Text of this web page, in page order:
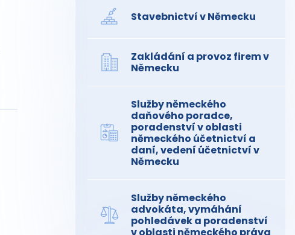
Stavebnictví v Německu
Zakládání a provoz firem v
Německu
Služby německého
daňového poradce,
poradenství v oblasti
německého účetnictví a
daní, vedení účetnictví v
Německu
Služby německého
advokáta, vymáhání
pohledávek a poradenství